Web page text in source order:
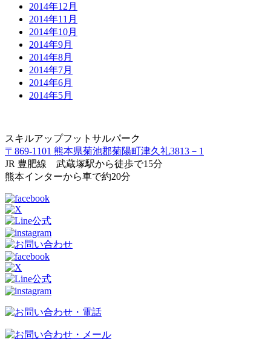
2014年12月
2014年11月
2014年10月
2014年9月
2014年8月
2014年7月
2014年6月
2014年5月
スキルアップフットサルパーク
〒869-1101 熊本県菊池郡菊陽町津久礼3813－1
JR 豊肥線 武蔵塚駅から徒歩で15分
熊本インターから車で約20分